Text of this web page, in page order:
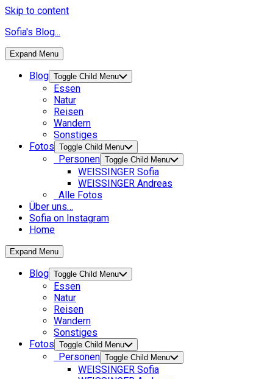
Skip to content
Sofia's Blog...
Expand Menu
Blog Toggle Child Menu
Essen
Natur
Reisen
Wandern
Sonstiges
Fotos Toggle Child Menu
Personen Toggle Child Menu
WEISSINGER Sofia
WEISSINGER Andreas
Alle Fotos
Über uns…
Sofia on Instagram
Home
Expand Menu
Blog Toggle Child Menu
Essen
Natur
Reisen
Wandern
Sonstiges
Fotos Toggle Child Menu
Personen Toggle Child Menu
WEISSINGER Sofia